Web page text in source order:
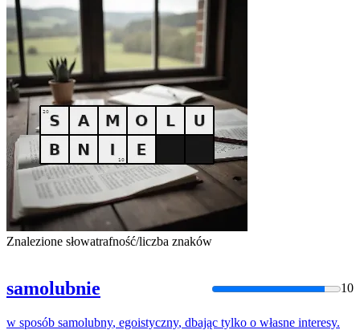
Znalezione słowatrafność/liczba znaków
samolubnie 10
w sposób samolubny, egoistyczny, dbając tylko o własne interesy.